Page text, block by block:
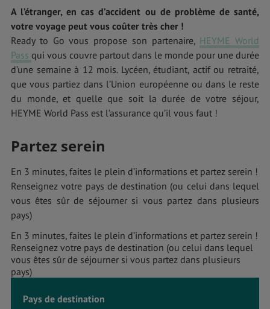
A l’étranger, en cas d’accident ou de problème de santé,
votre voyage peut vous coûter très cher !
Ready to Go vous propose son partenaire, HEYME World
Pass qui vous couvre partout dans le monde pour une durée
d’une semaine à 12 mois. Lycéen, étudiant, actif ou retraité,
que vous partiez dans l’Union européenne ou dans le reste
du monde, et quelle que soit la durée de votre séjour,
HEYME World Pass est l’assurance qu’il vous faut !
Partez serein
En 3 minutes, faites le plein d’informations et partez serein !
Renseignez votre pays de destination (ou celui dans lequel
vous êtes sûr de séjourner si vous partez dans plusieurs
pays)
En 3 minutes, faites le plein d’informations et partez serein !
Renseignez votre pays de destination (ou celui dans lequel
vous êtes sûr de séjourner si vous partez dans plusieurs
pays)
Pays de destination